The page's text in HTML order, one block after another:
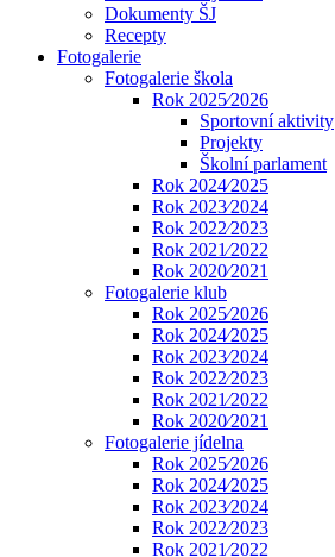
Dokumenty ŠJ
Recepty
Fotogalerie
Fotogalerie škola
Rok 2025⁄2026
Sportovní aktivity
Projekty
Školní parlament
Rok 2024⁄2025
Rok 2023⁄2024
Rok 2022⁄2023
Rok 2021⁄2022
Rok 2020⁄2021
Fotogalerie klub
Rok 2025⁄2026
Rok 2024⁄2025
Rok 2023⁄2024
Rok 2022⁄2023
Rok 2021⁄2022
Rok 2020⁄2021
Fotogalerie jídelna
Rok 2025⁄2026
Rok 2024⁄2025
Rok 2023⁄2024
Rok 2022⁄2023
Rok 2021⁄2022